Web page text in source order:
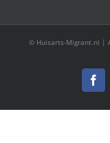
© Huisarts-Migrant.nl |